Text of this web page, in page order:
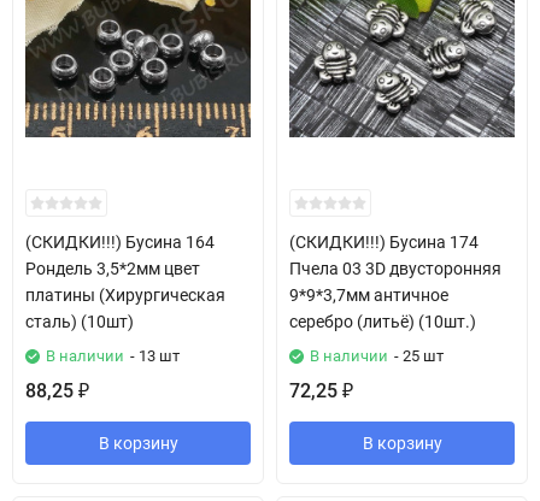
(СКИДКИ!!!) Бусина 164
Рондель 3,5*2мм цвет
платины (Хирургическая
сталь) (10шт)
В наличии - 13 шт
88,25 ₽
В корзину
(СКИДКИ!!!) Бусина 174
Пчела 03 3D двусторонняя
9*9*3,7мм античное
серебро (литьё) (10шт.)
В наличии - 25 шт
72,25 ₽
В корзину